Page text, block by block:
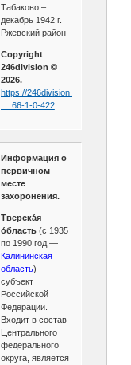
Табаково –
декабрь 1942 г.
Ржевский район
Copyright
246division ©
2026.
https://246division.ru/publ/
… 66-1-0-422
Информация о
первичном
месте
захоронения.
Тверска́я
о́бласть (с 1935
по 1990 год —
Калининская
область) —
субъект
Российской
Федерации.
Входит в состав
Центрального
федерального
округа, является